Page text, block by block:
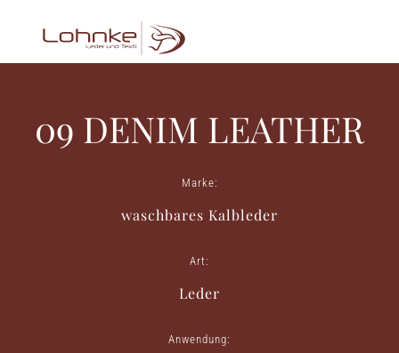
09 DENIM LEATHER
Marke:
waschbares Kalbleder
Art:
Leder
Anwendung: